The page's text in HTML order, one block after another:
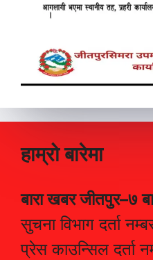
हाम्रो बारेमा
बारा खबर जीतपुर–७
सुचना विभाग दर्ता
प्रेस काउन्सिल दर्ता